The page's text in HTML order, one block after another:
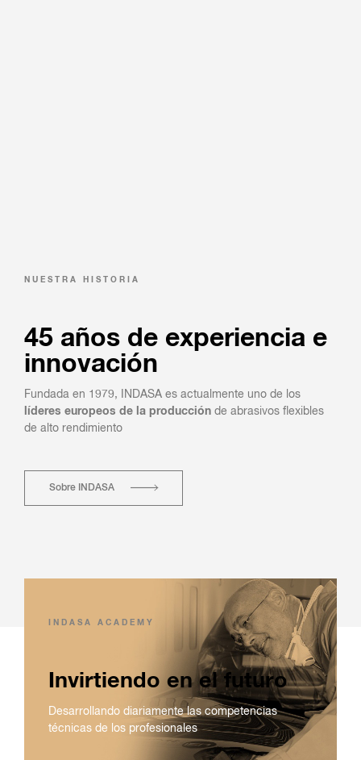
NUESTRA HISTORIA
45 años de experiencia e
innovación
Fundada en 1979, INDASA es actualmente uno de los
líderes europeos de la producción de abrasivos flexibles
de alto rendimiento
Sobre INDASA
INDASA ACADEMY
Invirtiendo en el futuro
Desarrollando diariamente las competencias
técnicas de los profesionales